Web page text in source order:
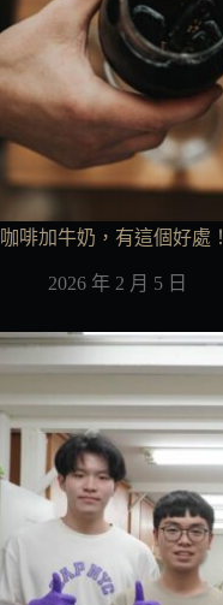
咖啡加牛奶，有這個好處！
2026 年 2 月 5 日